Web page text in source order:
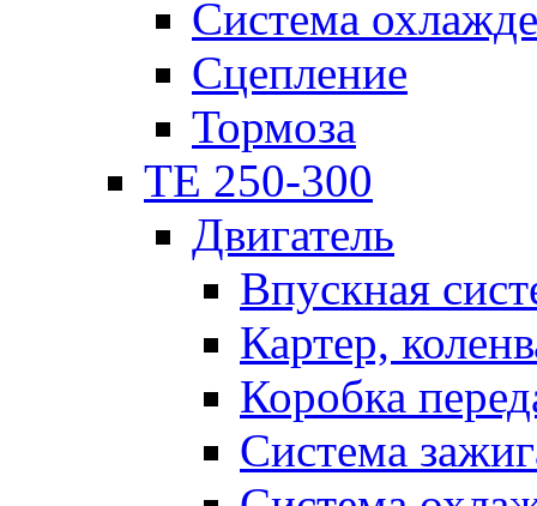
Система
Сцепление
Тормоза
TE 250-300
Двигатель
Впускная
Картер,
Коробка
Система